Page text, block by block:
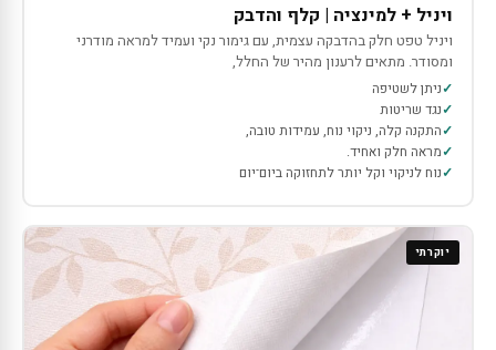
ויניל + למינציה | קלף והדבק
ויניל טפט חלק בהדבקה עצמית, עם גימור נקי ועמיד למראה מודרני
ומסודר. מתאים לרענון מהיר של החלל,
ניתן לשטיפה
נגד שריטות
התקנה קלה, ניקוי נוח, עמידות טובה,
מראה חלק ואחיד.
נוח לניקוי וקל יותר לתחזוקה ביום־יום
יוקרתי